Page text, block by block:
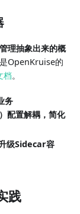
理抽象出来的概
OpenKruise的
档。
务
置解耦，简化
级Sidecar容
践